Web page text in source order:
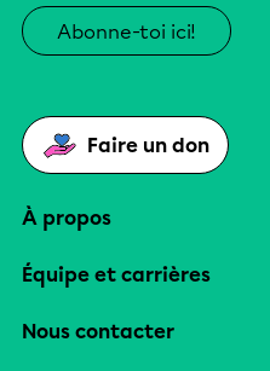
Abonne-toi ici!
Faire un don
À propos
Équipe et carrières
Nous contacter